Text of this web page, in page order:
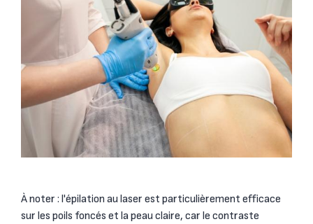
À noter : l'épilation au laser est particulièrement efficace
sur les poils foncés et la peau claire, car le contraste